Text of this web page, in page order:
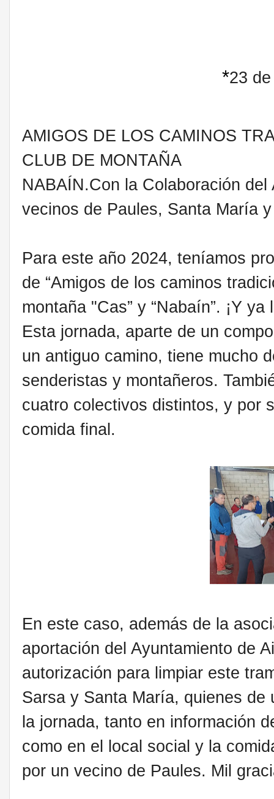
*23
AMIGOS DE LOS CAMINOS
CLUB DE MONTAÑA
NABAÍN.Con la Colaboración
vecinos de Paules, Santa María
Para este año 2024, teníamos
de “Amigos de los caminos
montaña "Cas” y “Nabaín”. ¡Y
Esta jornada, aparte de un
un antiguo camino, tiene mucho
senderistas y montañeros.
cuatro colectivos distintos, y por
comida final.
En este caso, además de la
aportación del Ayuntamiento de
autorización para limpiar este
Sarsa y Santa María, quienes
la jornada, tanto en información
como en el local social y la
por un vecino de Paules. Mil